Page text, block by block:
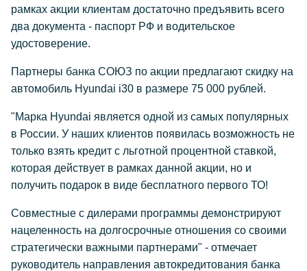
рамках акции клиентам достаточно предъявить всего
два документа - паспорт РФ и водительское
удостоверение.
Партнеры банка СОЮЗ по акции предлагают скидку на
автомобиль Hyundai i30 в размере 75 000 рублей.
"Марка Hyundai является одной из самых популярных
в России. У наших клиентов появилась возможность не
только взять кредит с льготной процентной ставкой,
которая действует в рамках данной акции, но и
получить подарок в виде бесплатного первого ТО!
Совместные с дилерами программы демонстрируют
нацеленность на долгосрочные отношения со своими
стратегически важными партнерами" - отмечает
руководитель направления автокредитования банка